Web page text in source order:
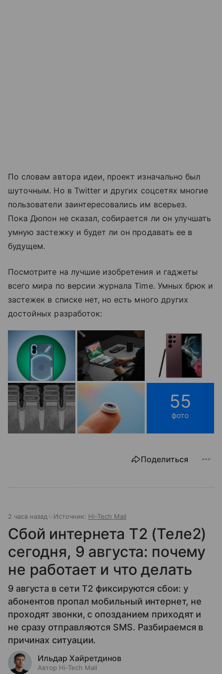
По словам автора идеи, проект изначально был
шуточным. Но в Twitter и других соцсетях многие
пользователи заинтересовались им всерьез.
Пока Дюпон не сказал, собирается ли он улучшать
умную застежку и будет ли он продавать ее в
будущем.
Посмотрите на лучшие изобретения и гаджеты
всего мира по версии журнала Time. Умных брюк и
застежек в списке нет, но есть много других
достойных разработок:
55
фото
Поделиться
2 часа назад Источник: Hi-Tech Mail
Сбой интернета T2 (Теле2)
сегодня, 9 августа: почему
не работает и что делать
9 августа в сети T2 фиксируются сбои: у
абонентов пропал мобильный интернет, не
проходят звонки, с опозданием приходят и
не сразу отправляются SMS. Разбираемся в
причинах ситуации.
Ильдар Хайретдинов
Автор Hi-Tech Mail